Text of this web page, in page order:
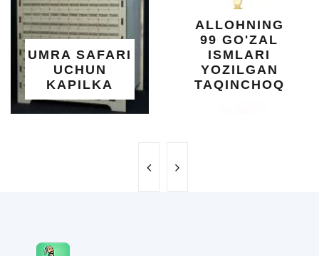
ALLOHNING
99 GO'ZAL
ISMLARI
YOZILGAN
TAQINCHOQ
UMUMIY
UCHUN
BEBAHO
NE'MAT